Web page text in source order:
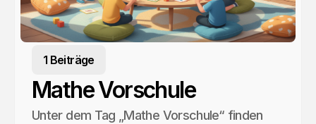
1 Beiträge
Mathe Vorschule
Unter dem Tag „Mathe Vorschule“ finden